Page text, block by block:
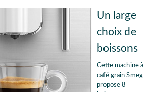
Un large
choix de
boissons
Cette machine à
café grain Smeg
propose 8